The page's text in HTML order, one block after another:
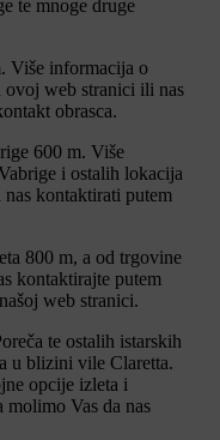
te mnoge druge
Više informacija o
ovoj web stranici ili nas
obrasca.
600 m. Više
i ostalih lokacija
kontaktirati putem
800 m, a od trgovine
kontaktirajte putem
web stranici.
te ostalih istarskih
u blizini vile Claretta.
opcije izleta i
Vas da nas